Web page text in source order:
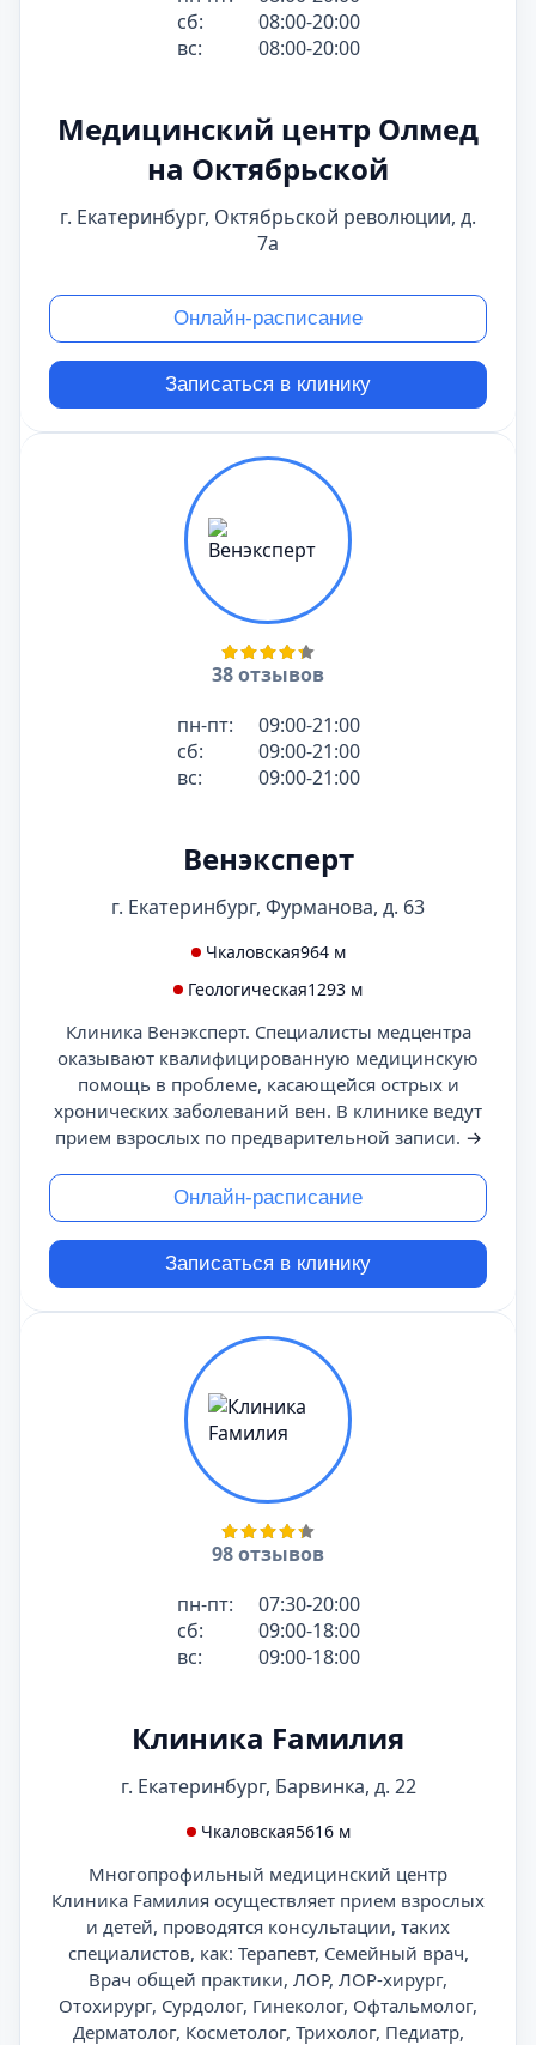
сб:
08:00-20:00
вс:
08:00-20:00
Медицинский центр Олмед
на Октябрьской
г. Екатеринбург, Октябрьской революции, д.
7а
Онлайн-расписание
Записаться в клинику
38 отзывов
пн-пт:
09:00-21:00
сб:
09:00-21:00
вс:
09:00-21:00
Венэксперт
г. Екатеринбург, Фурманова, д. 63
Чкаловская964 м
Геологическая1293 м
Клиника Венэксперт. Специалисты медцентра
оказывают квалифицированную медицинскую
помощь в проблеме, касающейся острых и
хронических заболеваний вен. В клинике ведут
прием взрослых по предварительной записи. →
Онлайн-расписание
Записаться в клинику
98 отзывов
пн-пт:
07:30-20:00
сб:
09:00-18:00
вс:
09:00-18:00
Клиника Fамилия
г. Екатеринбург, Барвинка, д. 22
Чкаловская5616 м
Многопрофильный медицинский центр
Клиника Fамилия осуществляет прием взрослых
и детей, проводятся консультации, таких
специалистов, как: Терапевт, Семейный врач,
Врач общей практики, ЛОР, ЛОР-хирург,
Отохирург, Сурдолог, Гинеколог, Офтальмолог,
Дерматолог, Косметолог, Трихолог, Педиатр,